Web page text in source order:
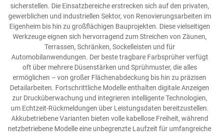
sicherstellen. Die Einsatzbereiche erstrecken sich auf den privaten,
gewerblichen und industriellen Sektor, von Renovierungsarbeiten im
Eigenheim bis hin zu großflächigen Bauprojekten. Diese vielseitigen
Werkzeuge eignen sich hervorragend zum Streichen von Zäunen,
Terrassen, Schränken, Sockelleisten und für
Automobilanwendungen. Der beste tragbare Farbsprüher verfügt
oft über mehrere Düsenstärken und Sprühmuster, die alles
ermöglichen – von großer Flächenabdeckung bis hin zu präzisen
Detailarbeiten. Fortschrittliche Modelle enthalten digitale Anzeigen
zur Drucküberwachung und integrieren intelligente Technologien,
um Echtzeit-Rückmeldungen über Leistungsdaten bereitzustellen.
Akkubetriebene Varianten bieten volle kabellose Freiheit, während
netzbetriebene Modelle eine unbegrenzte Laufzeit für umfangreiche